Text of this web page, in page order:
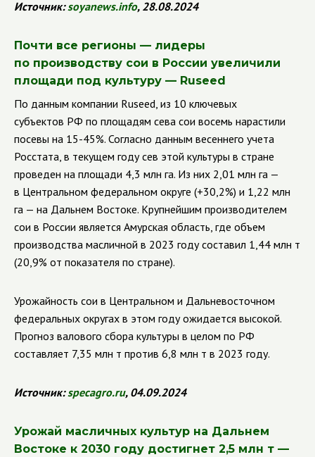
Источник:soyanews.info, 28.08.2024
Почти все регионы — лидеры
по производству сои в России увеличили
площади под культуру — Ruseed
По данным компании Ruseed, из 10 ключевых
субъектов РФ по площадям сева сои восемь нарастили
посевы на 15-45%. Согласно данным весеннего учета
Росстата, в текущем году сев этой культуры в стране
проведен на площади 4,3 млн га. Из них 2,01 млн га —
в Центральном федеральном округе (+30,2%) и 1,22 млн
га — на Дальнем Востоке. Крупнейшим производителем
сои в России является Амурская область, где объем
производства масличной в 2023 году составил 1,44 млн т
(20,9% от показателя по стране).
Урожайность сои в Центральном и Дальневосточном
федеральных округах в этом году ожидается высокой.
Прогноз валового сбора культуры в целом по РФ
составляет 7,35 млн т против 6,8 млн т в 2023 году.
Источник:specagro.ru, 04.09.2024
Урожай масличных культур на Дальнем
Востоке к 2030 году достигнет 2,5 млн т —